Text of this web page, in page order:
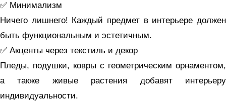
✅ Минимализм
Ничего лишнего! Каждый предмет в интерьере должен
быть функциональным и эстетичным.
✅ Акценты через текстиль и декор
Пледы, подушки, ковры с геометрическим орнаментом,
а также живые растения добавят интерьеру
индивидуальности.